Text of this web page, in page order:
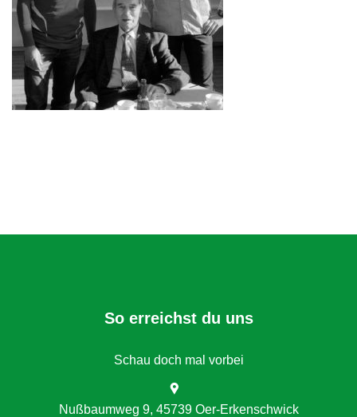
So erreichst du uns
Schau doch mal vorbei
Nußbaumweg 9, 45739 Oer-Erkenschwick